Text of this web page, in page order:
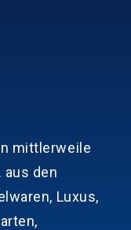
mittlerweile
aus den
Luxus,